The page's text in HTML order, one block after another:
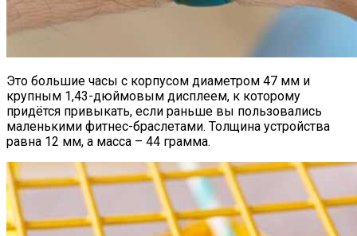
Это большие часы с корпусом диаметром 47 мм и
крупным 1,43-дюймовым дисплеем, к которому
придётся привыкать, если раньше вы пользовались
маленькими фитнес-браслетами. Толщина устройства
равна 12 мм, а масса – 44 грамма.